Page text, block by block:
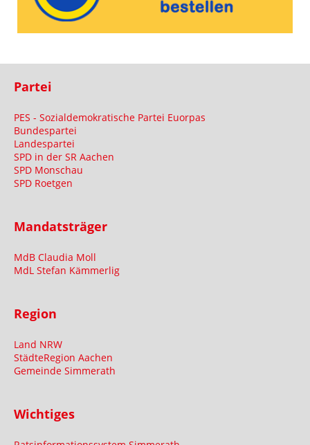
Partei
PES - Sozialdemokratische Partei Euorpas
Bundespartei
Landespartei
SPD in der SR Aachen
SPD Monschau
SPD Roetgen
Mandatsträger
MdB Claudia Moll
MdL Stefan Kämmerlig
Region
Land NRW
StädteRegion Aachen
Gemeinde Simmerath
Wichtiges